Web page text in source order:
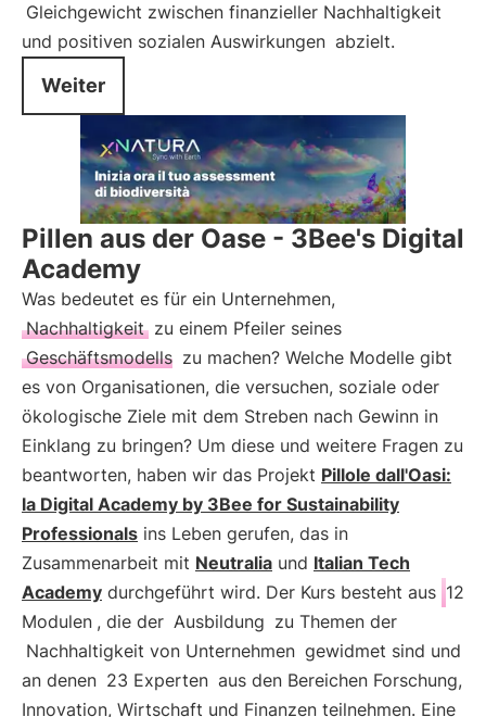
Gleichgewicht zwischen finanzieller Nachhaltigkeit
und positiven sozialen Auswirkungen abzielt.
Weiter
Pillen aus der Oase - 3Bee's Digital
Academy
Was bedeutet es für ein Unternehmen,
Nachhaltigkeit zu einem Pfeiler seines
Geschäftsmodells zu machen? Welche Modelle gibt
es von Organisationen, die versuchen, soziale oder
ökologische Ziele mit dem Streben nach Gewinn in
Einklang zu bringen? Um diese und weitere Fragen zu
beantworten, haben wir das Projekt Pillole dall'Oasi:
la Digital Academy by 3Bee for Sustainability
Professionals ins Leben gerufen, das in
Zusammenarbeit mit Neutralia und Italian Tech
Academy durchgeführt wird. Der Kurs besteht aus 12
Modulen , die der Ausbildung zu Themen der
Nachhaltigkeit von Unternehmen gewidmet sind und
an denen 23 Experten aus den Bereichen Forschung,
Innovation, Wirtschaft und Finanzen teilnehmen. Eine